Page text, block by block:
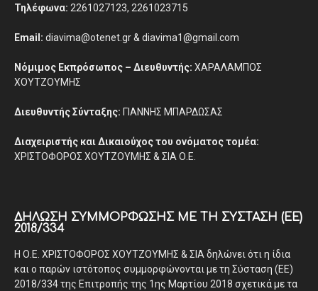
Τηλέφωνα: 2261027123, 2261023715
Email: diavima@otenet.gr & diavima1@gmail.com
Νόμιμος Εκπρόσωπος – Διευθυντής: ΧΑΡΑΛΑΜΠΟΣ
ΧΟΥΤΖΟΥΜΗΣ
Διευθυντής Σύνταξης: ΓΙΑΝΝΗΣ ΜΠΑΡΔΩΣΑΣ
Διαχειριστής και Δικαιούχος του ονόματος τομέα:
ΧΡΙΣΤΟΦΟΡΟΣ ΧΟΥΤΖΟΥΜΗΣ & ΣΙΑ Ο.Ε.
ΔΉΛΩΣΗ ΣΥΜΜΌΡΦΩΣΗΣ ΜΕ ΤΗ ΣΎΣΤΑΣΗ (ΕΕ)
2018/334
Η Ο.Ε. ΧΡΙΣΤΟΦΟΡΟΣ ΧΟΥΤΖΟΥΜΗΣ & ΣΙΑ δηλώνει ότι η ίδια
και ο παρών ιστότοπος συμμορφώνονται με τη Σύσταση (ΕΕ)
2018/334 της Επιτροπής της 1ης Μαρτίου 2018 σχετικά με τα